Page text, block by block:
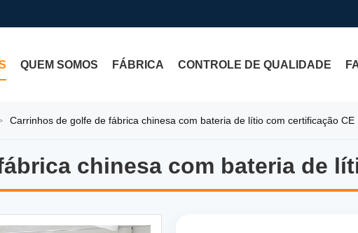
QUEM SOMOS FÁBRICA CONTROLE DE QUALIDADE
Carrinhos de golfe de fábrica chinesa com bateria de lítio com certificação CE
chinesa com bateria de
chinesa com bateria de